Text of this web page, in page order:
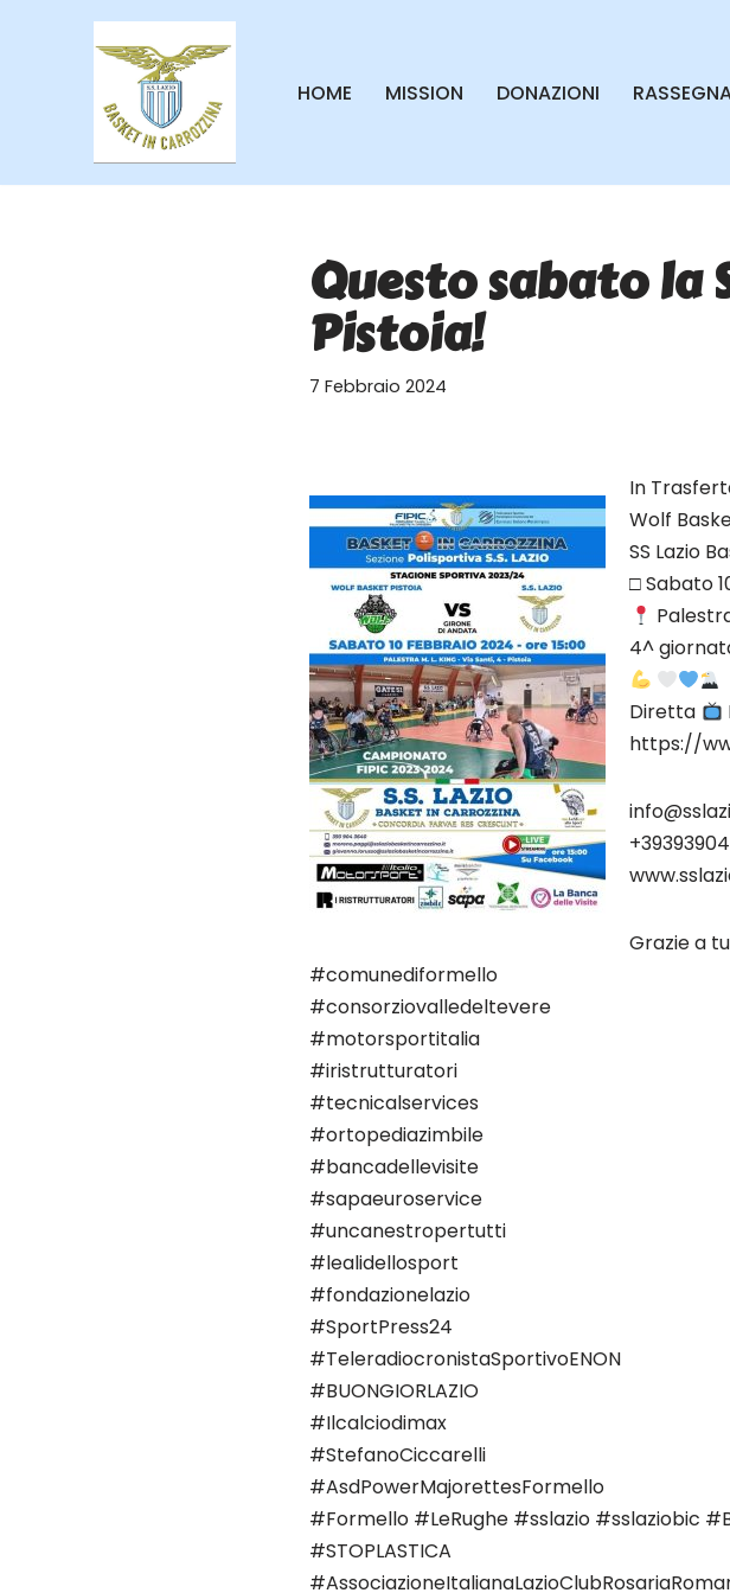
contenuto
HOME MISSION DONAZIONI
Questo sabato la
Pistoia!
7 Febbraio 2024
In
Wolf
SS Lazio
□ Sabato
4^
Diretta
https://
Grazie a
#comunediformello
#consorziovalledeltevere
#motorsportitalia
#iristrutturatori
#tecnicalservices
#ortopediazimbile
#bancadellevisite
#sapaeuroservice
#uncanestropertutti
#lealidellosport
#fondazionelazio
#SportPress24
#TeleradiocronistaSportivoENON
#BUONGIORLAZIO
#Ilcalciodimax
#StefanoCiccarelli
#AsdPowerMajorettesFormello
#Formello #LeRughe #sslazio #sslaziobic
#STOPLASTICA